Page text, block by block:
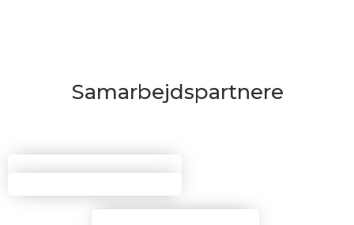
Samarbejdspartnere